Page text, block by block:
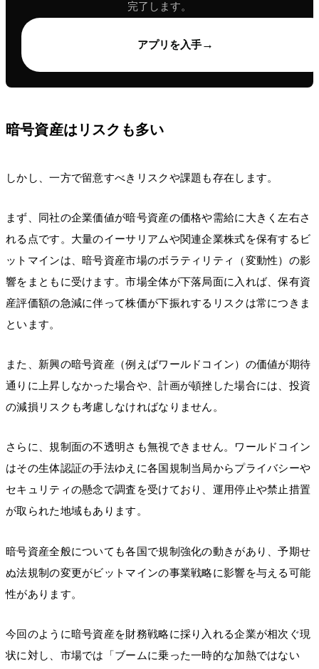
完了します。
アプリを入手→
暗号資産はリスクも多い
しかし、一方で留意すべきリスクや課題も存在します。
まず、同社の企業価値が暗号資産の価格や需給に大きく左右さ
れる点です。大量のイーサリアムや関連企業株式を保有するビ
ットマインは、暗号資産市場のボラティリティ（変動性）の影
響をまともに受けます。市場全体が下落局面に入れば、保有資
産評価額の急減に伴って株価が下振れするリスクは常につきま
といます。
また、新興の暗号資産（例えばワールドコイン）の価値が期待
通りに上昇しなかった場合や、計画が頓挫した場合には、投資
の減損リスクも考慮しなければなりません。
さらに、規制面の不透明さも無視できません。ワールドコイン
はその生体認証の手法ゆえに各国規制当局からプライバシーや
セキュリティの懸念で調査を受けており、運用停止や禁止措置
が取られた地域もあります。
暗号資産全般についても各国で規制強化の動きがあり、予期せ
ぬ法規制の変更がビットマインの事業戦略に影響を与える可能
性があります。
今回のように暗号資産を財務戦略に採り入れる企業が相次ぐ現
状に対し、市場では「ブームに乗った一時的な加熱ではない